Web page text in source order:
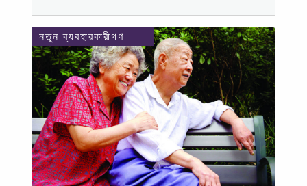
নতুন ব্যবহারকারীগণ